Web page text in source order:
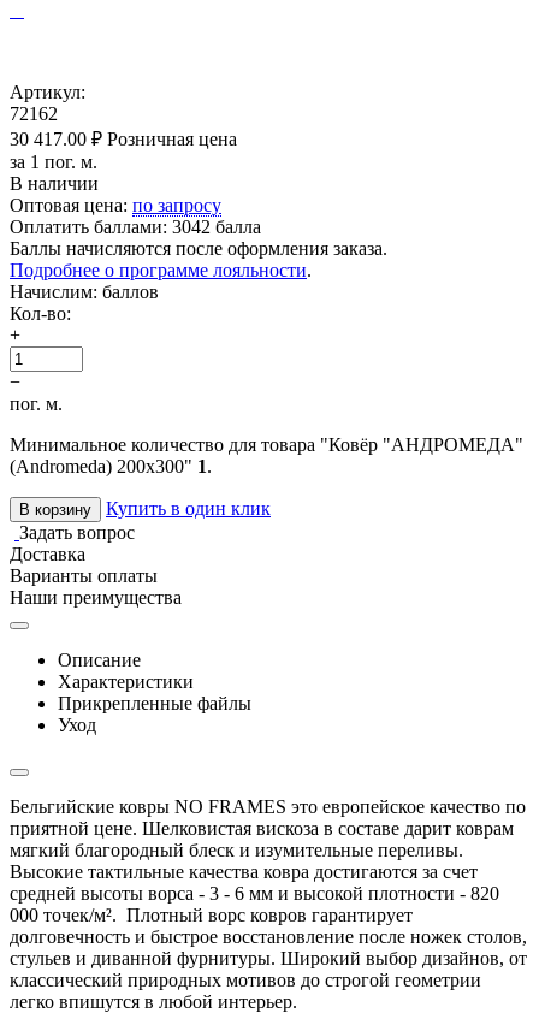
Артикул:
72162
30 417.00 ₽ Розничная цена
за 1 пог. м.
В наличии
Оптовая цена: по запросу
Оплатить баллами: 3042 балла
Баллы начисляются после оформления заказа.
Подробнее о программе лояльности.
Начислим: баллов
Кол-во:
+
−
пог. м.
Минимальное количество для товара "Ковёр "АНДРОМЕДА"
(Andromeda) 200х300" 1.
В корзину
Купить в один клик
Задать вопрос
Доставка
Варианты оплаты
Наши преимущества
Описание
Характеристики
Прикрепленные файлы
Уход
Бельгийские ковры NO FRAMES это европейское качество по
приятной цене. Шелковистая вискоза в составе дарит коврам
мягкий благородный блеск и изумительные переливы.
Высокие тактильные качества ковра достигаются за счет
средней высоты ворса - 3 - 6 мм и высокой плотности - 820
000 точек/м². Плотный ворс ковров гарантирует
долговечность и быстрое восстановление после ножек столов,
стульев и диванной фурнитуры. Широкий выбор дизайнов, от
классический природных мотивов до строгой геометрии
легко впишутся в любой интерьер.